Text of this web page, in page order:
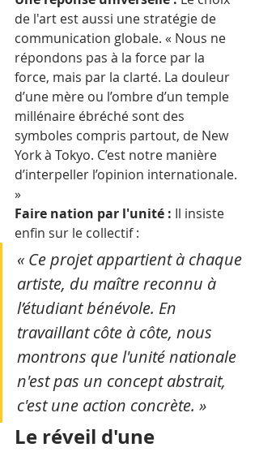
de l'art est aussi une stratégie de
communication globale. « Nous ne
répondons pas à la force par la
force, mais par la clarté. La douleur
d’une mère ou l’ombre d’un temple
millénaire ébréché sont des
symboles compris partout, de New
York à Tokyo. C’est notre manière
d’interpeller l’opinion internationale.
»
Faire nation par l'unité : Il insiste
enfin sur le collectif :
« Ce projet appartient à chaque
artiste, du maître reconnu à
l’étudiant bénévole. En
travaillant côte à côte, nous
montrons que l'unité nationale
n'est pas un concept abstrait,
c'est une action concrète. »
Le réveil d'une